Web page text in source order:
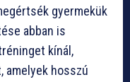
gyermekük
abban is
kínál,
amelyek hosszú